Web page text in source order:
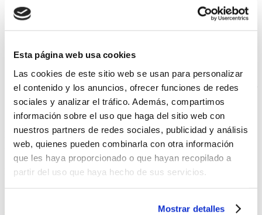
Esta página web usa cookies
Las cookies de este sitio web se usan para personalizar
el contenido y los anuncios, ofrecer funciones de redes
sociales y analizar el tráfico. Además, compartimos
información sobre el uso que haga del sitio web con
nuestros partners de redes sociales, publicidad y análisis
web, quienes pueden combinarla con otra información
que les haya proporcionado o que hayan recopilado a
partir del uso que haya hecho de sus servicios.
Mostrar detalles
Mira que sonrientes los
compañeros Jose María y
Manolo Castaño disfrutando
de un buen rato con todo el
equipo de Bodegas Mezquita
No dudes en compartir tu experiencia con nosotros, usa el
hashtag #CompañerosyAmigos
planteas tu cena de Navidad este año.